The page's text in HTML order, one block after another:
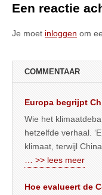
Een reactie
Je moet inloggen om
COMMENTAAR
Europa begrijpt
Wie het
hetzelfde verhaal.
klimaat, terwijl
… >> lees meer
Hoe evalueert de